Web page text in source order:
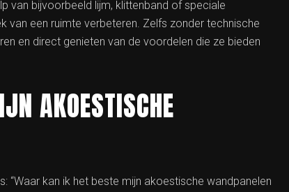
van bijvoorbeeld lijm, klittenband of speciale
van een ruimte verbeteren. Zelfs zonder technische
en direct genieten van de voordelen die ze bieden
AKOESTISCHE
“Waar kan ik het beste mijn akoestische wandpanelen